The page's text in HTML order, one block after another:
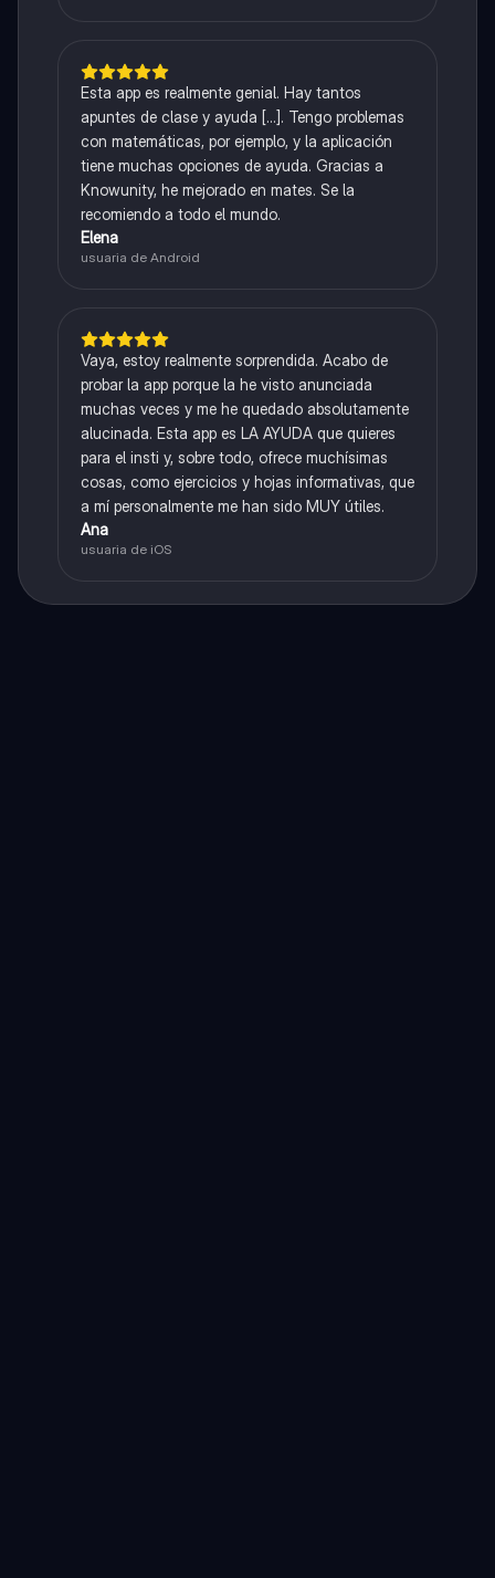
Esta app es realmente genial. Hay tantos
apuntes de clase y ayuda [...]. Tengo problemas
con matemáticas, por ejemplo, y la aplicación
tiene muchas opciones de ayuda. Gracias a
Knowunity, he mejorado en mates. Se la
recomiendo a todo el mundo.
Elena
usuaria de Android
Vaya, estoy realmente sorprendida. Acabo de
probar la app porque la he visto anunciada
muchas veces y me he quedado absolutamente
alucinada. Esta app es LA AYUDA que quieres
para el insti y, sobre todo, ofrece muchísimas
cosas, como ejercicios y hojas informativas, que
a mí personalmente me han sido MUY útiles.
Ana
usuaria de iOS